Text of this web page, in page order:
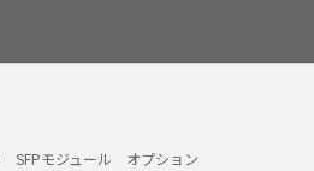
SFPモジュール
オプション